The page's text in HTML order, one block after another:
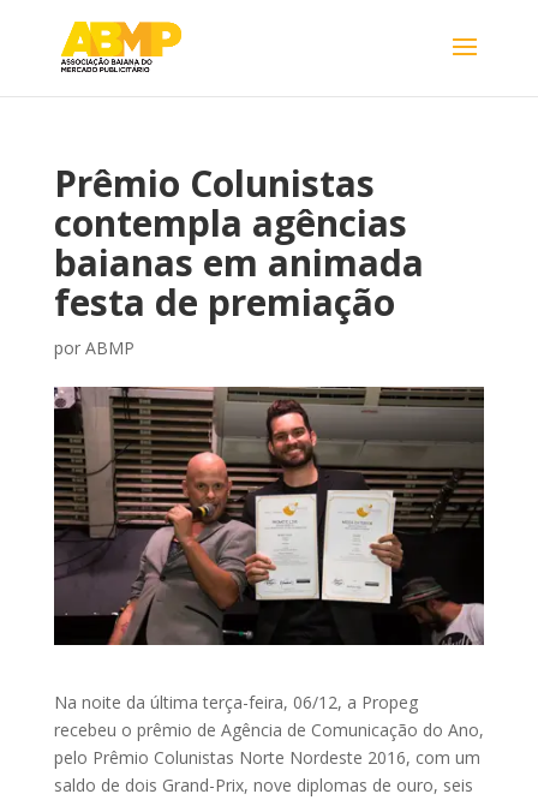
Prêmio Colunistas
contempla agências
baianas em animada
festa de premiação
por ABMP
Na noite da última terça-feira, 06/12, a Propeg
recebeu o prêmio de Agência de Comunicação do Ano,
pelo Prêmio Colunistas Norte Nordeste 2016, com um
saldo de dois Grand-Prix, nove diplomas de ouro, seis